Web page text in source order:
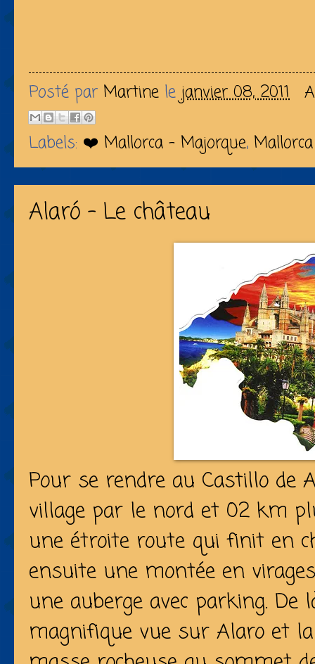
Posté par Martine le janvier 08, 2011
Labels: ❤️ Mallorca - Majorque,
Alaró - Le château
Pour se rendre au Castillo
village par le nord et 02 km
une étroite route qui finit en
ensuite une montée en
une auberge avec parking.
magnifique vue sur Alaro et